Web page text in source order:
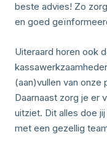
beste advies! Zo
en goed
Uiteraard horen ook
(aan)vullen van
Daarnaast zorg je er
uitziet. Dit alles doe
met een gezellig